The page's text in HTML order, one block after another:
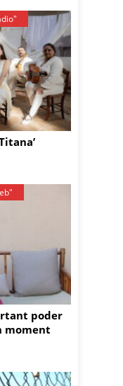
poder
moment